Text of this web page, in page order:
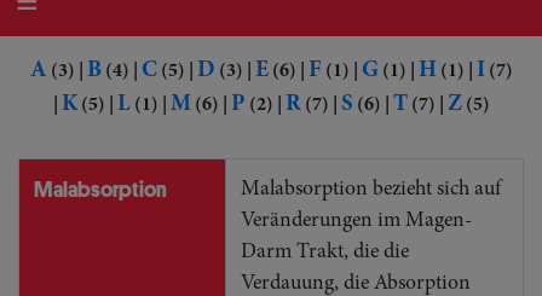
A (3) B(4) C(5) D (3) E(6) F (1) G(1) H(1) I(7)
K(5) L(1) M(6) P (2) R(7) S (6) T(7) Z(5)
Malabsorption
Malabsorption bezieht sich auf
Veränderungen im Magen-
Darm Trakt, die die
Verdauung, die Absorption